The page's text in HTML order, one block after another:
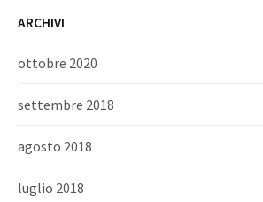
ARCHIVI
ottobre 2020
settembre 2018
agosto 2018
luglio 2018